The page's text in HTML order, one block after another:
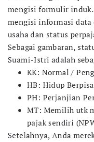
mengisi formulir
mengisi informasi
usaha dan status
Sebagai gambaran,
Suami-Istri adalah
KK: Normal /
HB: Hidup
PH: Perjanjian
MT: Memilih utk
pajak sendiri
Setelahnya, Anda